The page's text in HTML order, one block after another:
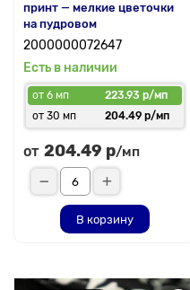
принт — мелкие цветочки
на пудровом
2000000072647
Есть в наличии
от 6 мп
223.93 р/мп
от 30 мп
204.49 р/мп
от 204.49 р/мп
В корзину